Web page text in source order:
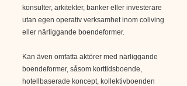
konsulter, arkitekter, banker eller investerare
utan egen operativ verksamhet inom coliving
eller närliggande boendeformer.
Kan även omfatta aktörer med närliggande
boendeformer, såsom korttidsboende,
hotellbaserade koncept, kollektivboenden